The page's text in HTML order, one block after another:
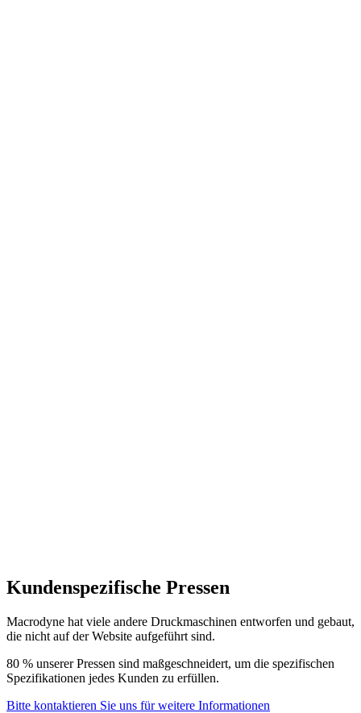
Kundenspezifische Pressen
Macrodyne hat viele andere Druckmaschinen entworfen und gebaut,
die nicht auf der Website aufgeführt sind.
80 % unserer Pressen sind maßgeschneidert, um die spezifischen
Spezifikationen jedes Kunden zu erfüllen.
Bitte kontaktieren Sie uns für weitere Informationen